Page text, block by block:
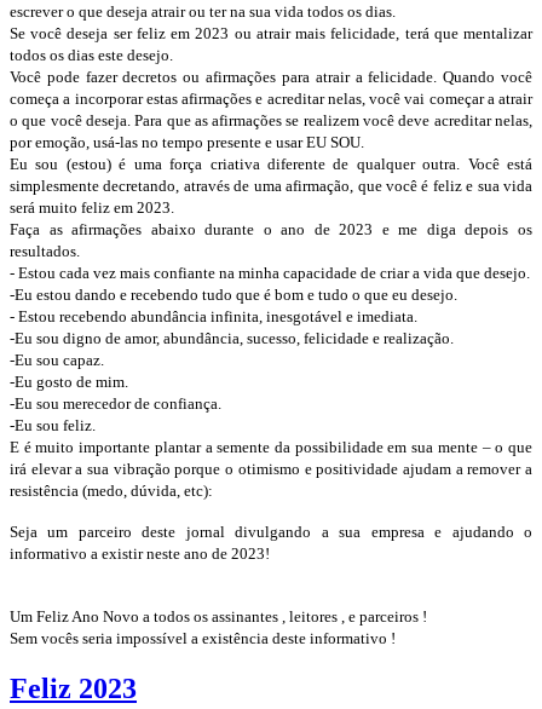
escrever o que deseja atrair ou ter na sua vida todos os dias.
Se você deseja ser feliz em 2023 ou atrair mais felicidade, terá que mentalizar
todos os dias este desejo.
Você pode fazer decretos ou afirmações para atrair a felicidade. Quando você
começa a incorporar estas afirmações e acreditar nelas, você vai começar a atrair
o que você deseja. Para que as afirmações se realizem você deve acreditar nelas,
por emoção, usá-las no tempo presente e usar EU SOU.
Eu sou (estou) é uma força criativa diferente de qualquer outra. Você está
simplesmente decretando, através de uma afirmação, que você é feliz e sua vida
será muito feliz em 2023.
Faça as afirmações abaixo durante o ano de 2023 e me diga depois os
resultados.
- Estou cada vez mais confiante na minha capacidade de criar a vida que desejo.
-Eu estou dando e recebendo tudo que é bom e tudo o que eu desejo.
- Estou recebendo abundância infinita, inesgotável e imediata.
-Eu sou digno de amor, abundância, sucesso, felicidade e realização.
-Eu sou capaz.
-Eu gosto de mim.
-Eu sou merecedor de confiança.
-Eu sou feliz.
E é muito importante plantar a semente da possibilidade em sua mente – o que
irá elevar a sua vibração porque o otimismo e positividade ajudam a remover a
resistência (medo, dúvida, etc):
Seja um parceiro deste jornal divulgando a sua empresa e ajudando o
informativo a existir neste ano de 2023!
Um Feliz Ano Novo a todos os assinantes , leitores , e parceiros !
Sem vocês seria impossível a existência deste informativo !
Feliz 2023